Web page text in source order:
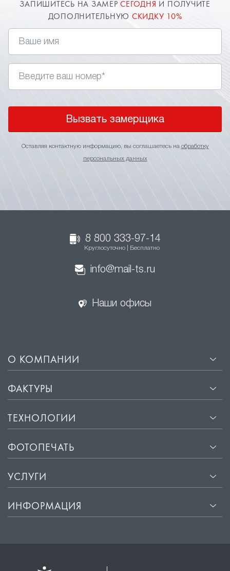
ЗАПИШИТЕСЬ НА ЗАМЕРСЕГОДНЯ И ПОЛУЧИТЕ
ДОПОЛНИТЕЛЬНУЮ СКИДКУ 10%
Вызвать замерщика
Оставляя контактную информацию, вы соглашаетесь на обработку
персональных данных
8 800 333-97-14
Круглосуточно | Бесплатно
info@mail-ts.ru
Наши офисы
О КОМПАНИИ
ФАКТУРЫ
ТЕХНОЛОГИИ
ФОТОПЕЧАТЬ
УСЛУГИ
ИНФОРМАЦИЯ